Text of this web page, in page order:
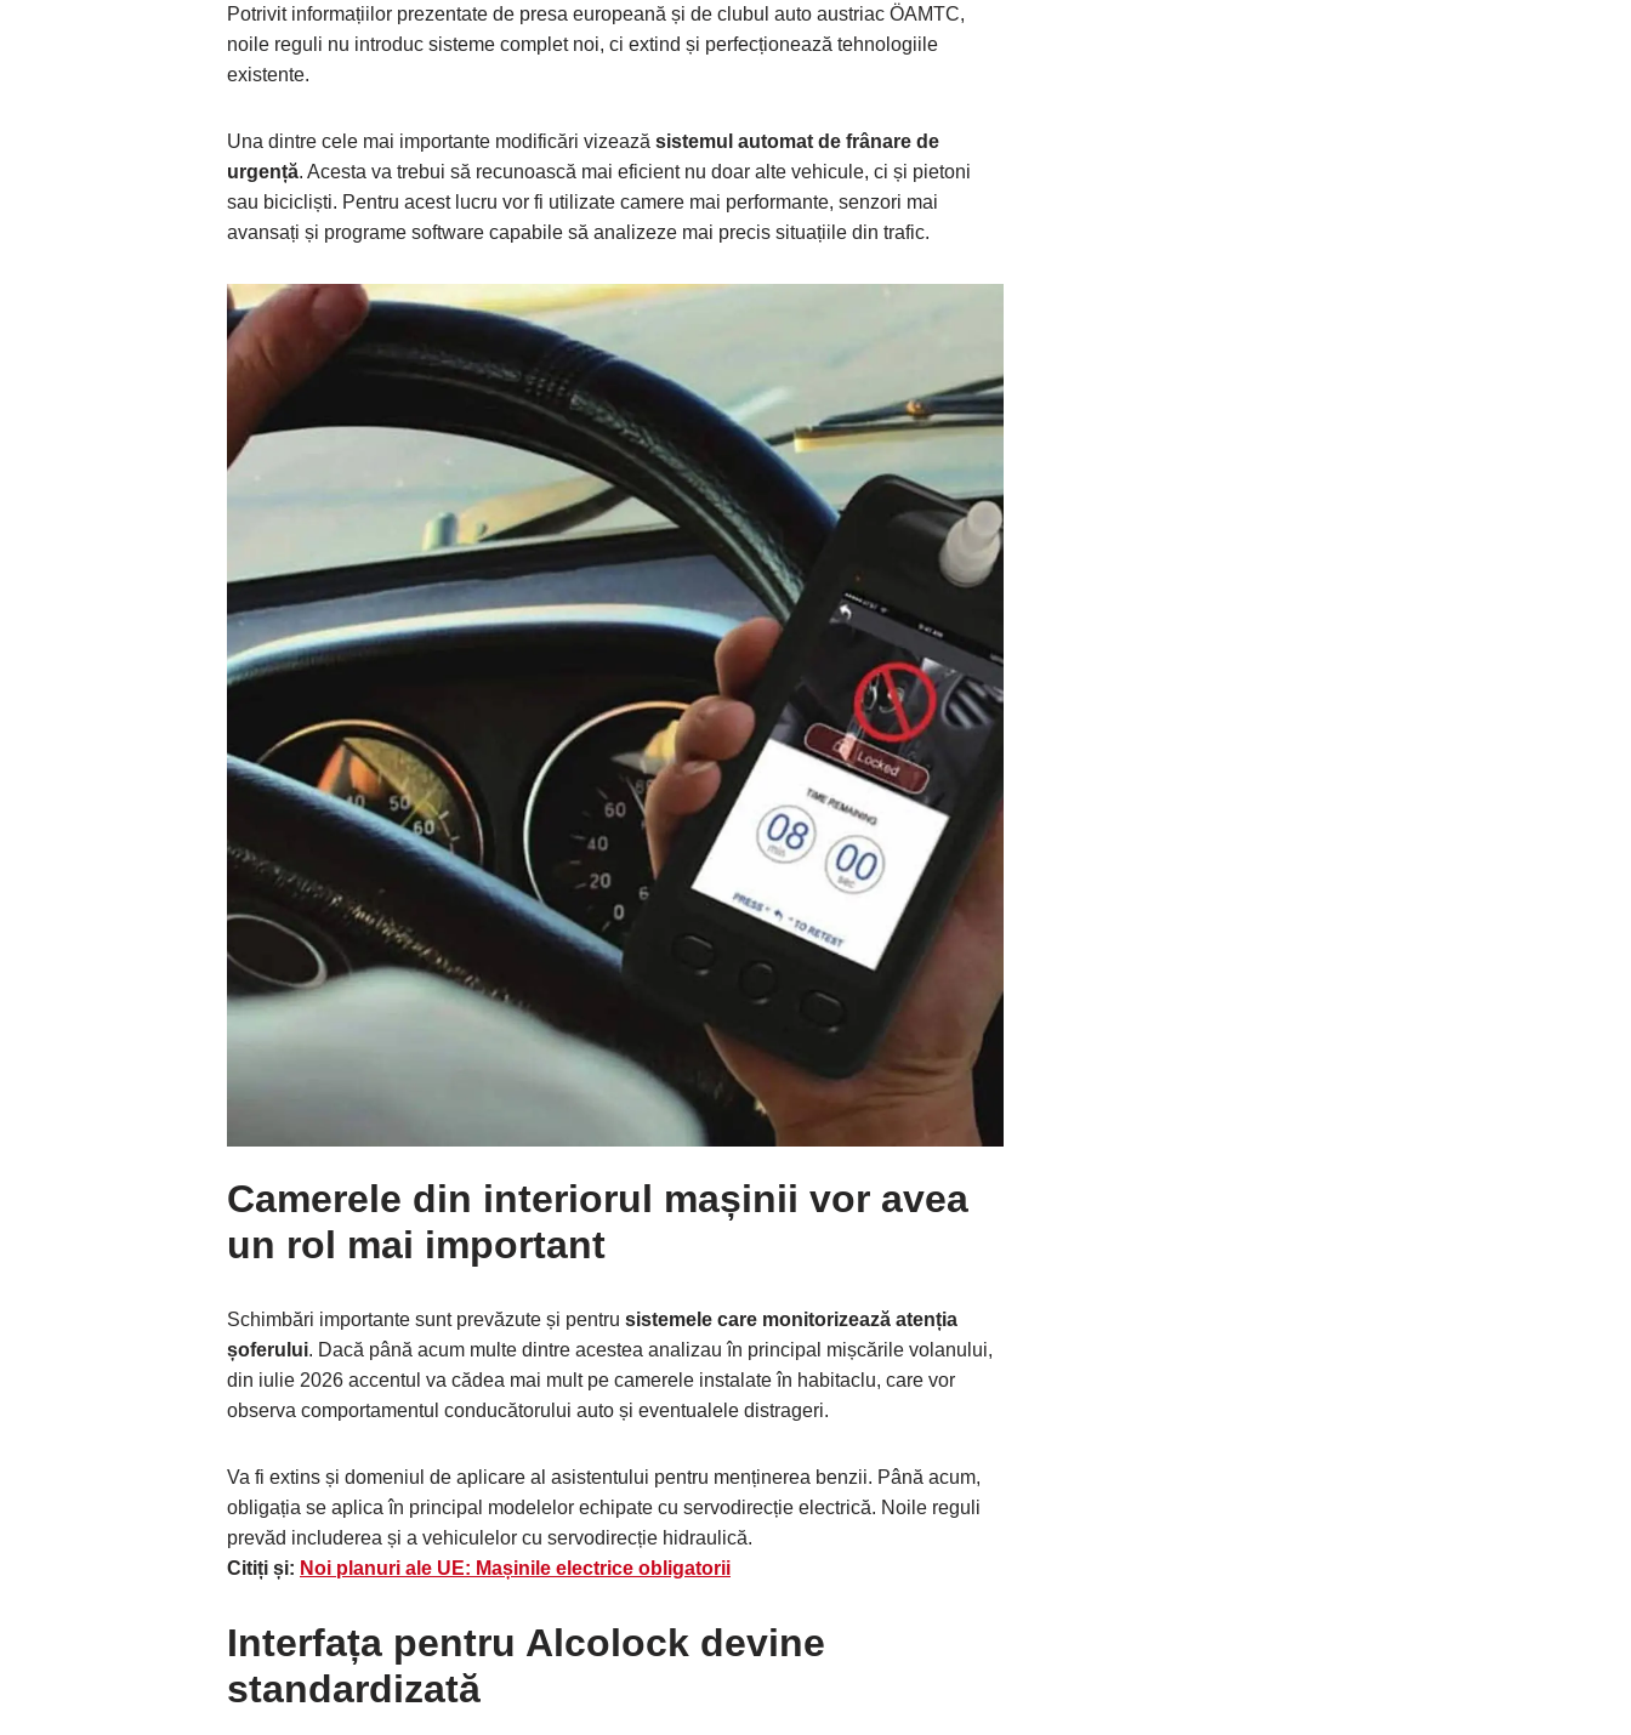
Potrivit informațiilor prezentate de presa europeană și de clubul auto austriac ÖAMTC,
noile reguli nu introduc sisteme complet noi, ci extind și perfecționează tehnologiile
existente.
Una dintre cele mai importante modificări vizează sistemul automat de frânare de
urgență. Acesta va trebui să recunoască mai eficient nu doar alte vehicule, ci și pietoni
sau bicicliști. Pentru acest lucru vor fi utilizate camere mai performante, senzori mai
avansați și programe software capabile să analizeze mai precis situațiile din trafic.
Camerele din interiorul mașinii vor avea
un rol mai important
Schimbări importante sunt prevăzute și pentru sistemele care monitorizează atenția
șoferului. Dacă până acum multe dintre acestea analizau în principal mișcările volanului,
din iulie 2026 accentul va cădea mai mult pe camerele instalate în habitaclu, care vor
observa comportamentul conducătorului auto și eventualele distrageri.
Va fi extins și domeniul de aplicare al asistentului pentru menținerea benzii. Până acum,
obligația se aplica în principal modelelor echipate cu servodirecție electrică. Noile reguli
prevăd includerea și a vehiculelor cu servodirecție hidraulică.
Citiți și: Noi planuri ale UE: Mașinile electrice obligatorii
Interfața pentru Alcolock devine
standardizată